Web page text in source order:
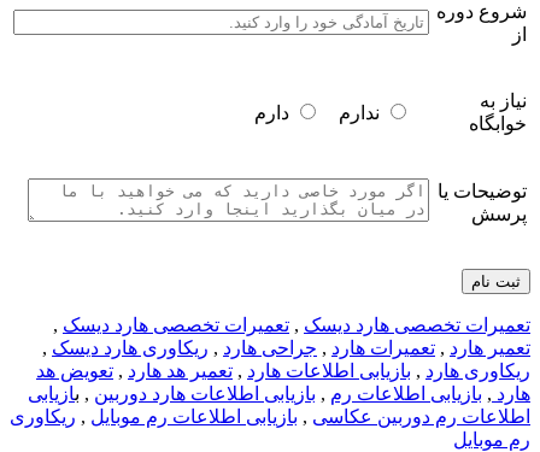
شروع دوره
از
نیاز به
خوابگاه
ندارم دارم
توضیحات یا
پرسش
تعمیرات تخصصی هارد دیسک , تعمیرات تخصصی هارد دیسک ,
تعمیر هارد , تعمیرات هارد , جراحی هارد , ریکاوری هارد دیسک ,
ریکاوری هارد , بازیابی اطلاعات هارد , تعمیر هد هارد , تعویض هد
هارد , بازیابی اطلاعات رم , بازیابی اطلاعات هارد دوربین , بازیابی
اطلاعات رم دوربین عکاسی , بازیابی اطلاعات رم موبایل , ریکاوری
رم موبایل